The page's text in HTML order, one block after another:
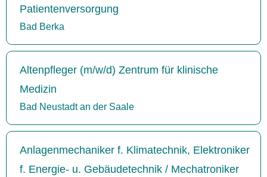
Patientenversorgung
Bad Berka
Altenpfleger (m/w/d) Zentrum für klinische
Medizin
Bad Neustadt an der Saale
Anlagenmechaniker f. Klimatechnik, Elektroniker
f. Energie- u. Gebäudetechnik / Mechatroniker